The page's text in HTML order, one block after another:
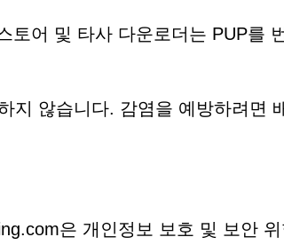
토어 및 타사 다운로더는 PUP를
지 않습니다. 감염을 예방하려면
은 개인정보 보호 및 보안